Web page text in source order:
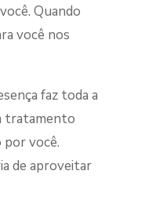
Quando
você nos
faz toda a
tratamento
você.
de aproveitar